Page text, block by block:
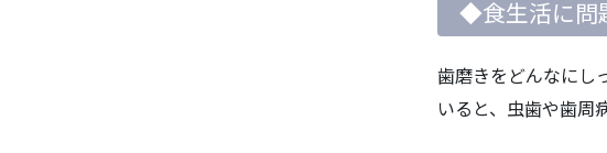
◆食生活に問
歯磨きをどんなにし
いると、虫歯や歯周